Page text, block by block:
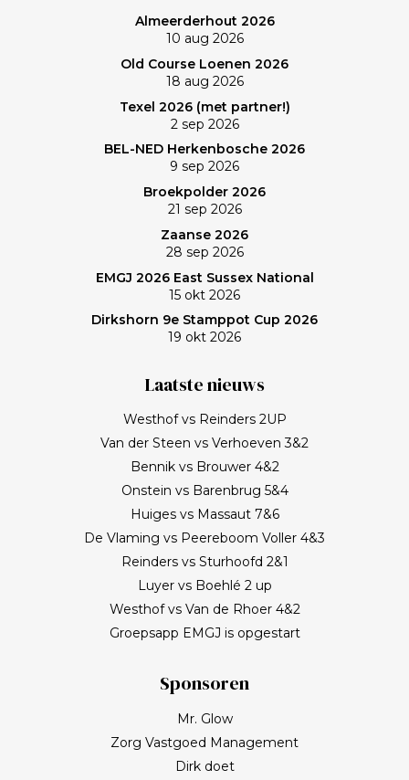
Almeerderhout 2026
10 aug 2026
Old Course Loenen 2026
18 aug 2026
Texel 2026 (met partner!)
2 sep 2026
BEL-NED Herkenbosche 2026
9 sep 2026
Broekpolder 2026
21 sep 2026
Zaanse 2026
28 sep 2026
EMGJ 2026 East Sussex National
15 okt 2026
Dirkshorn 9e Stamppot Cup 2026
19 okt 2026
Laatste nieuws
Westhof vs Reinders 2UP
Van der Steen vs Verhoeven 3&2
Bennik vs Brouwer 4&2
Onstein vs Barenbrug 5&4
Huiges vs Massaut 7&6
De Vlaming vs Peereboom Voller 4&3
Reinders vs Sturhoofd 2&1
Luyer vs Boehlé 2 up
Westhof vs Van de Rhoer 4&2
Groepsapp EMGJ is opgestart
Sponsoren
Mr. Glow
Zorg Vastgoed Management
Dirk doet